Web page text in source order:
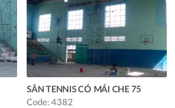
SÂN TENNIS CÓ MÁI CHE 75
Code: 4382